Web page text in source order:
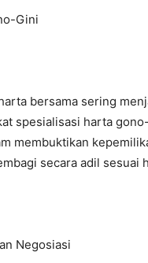
Gini
bersama sering
spesialisasi harta
membuktikan
secara adil sesuai
Negosiasi